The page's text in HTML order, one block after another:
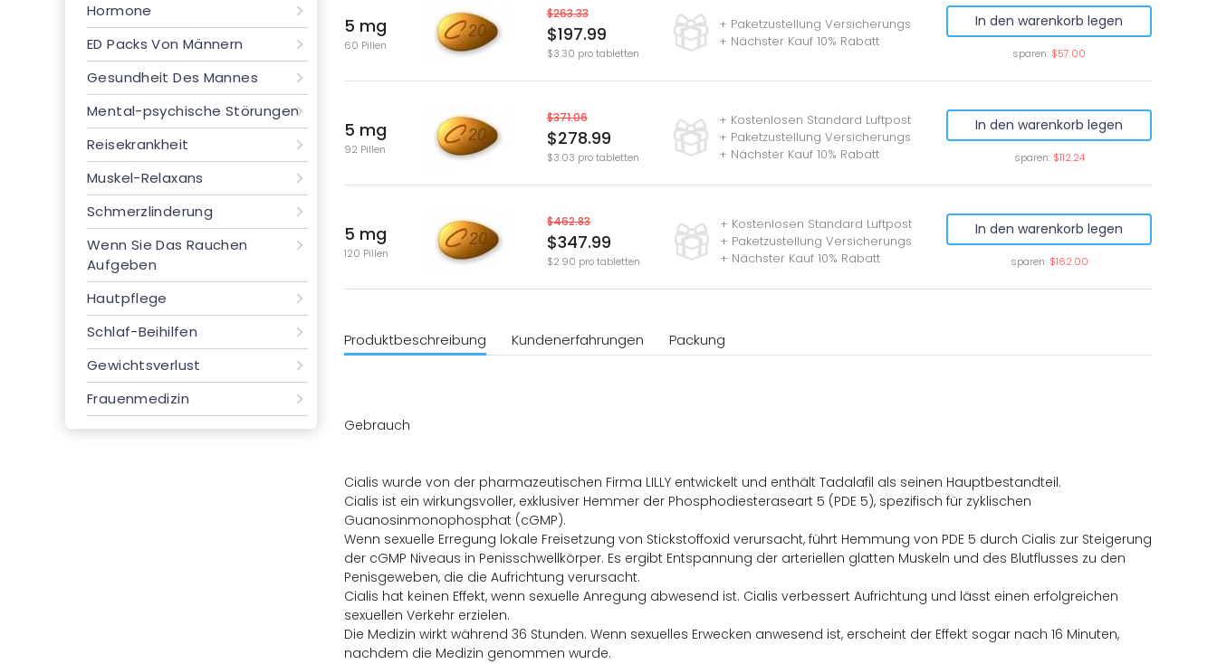
Hormone
ED Packs Von Männern
Gesundheit Des Mannes
Mental-psychische Störungen
Reisekrankheit
Muskel-Relaxans
Schmerzlinderung
Wenn Sie Das Rauchen
Aufgeben
Hautpflege
Schlaf-Beihilfen
Gewichtsverlust
Frauenmedizin
5 mg
60 Pillen
+ Paketzustellung Versicherungs
+ Nächster Kauf 10% Rabatt
$263.33
$197.99
$3.30 pro tabletten
In den warenkorb legen
sparen: $57.00
5 mg
92 Pillen
+ Kostenlosen Standard Luftpost
+ Paketzustellung Versicherungs
+ Nächster Kauf 10% Rabatt
$371.06
$278.99
$3.03 pro tabletten
In den warenkorb legen
sparen: $112.24
5 mg
120 Pillen
+ Kostenlosen Standard Luftpost
+ Paketzustellung Versicherungs
+ Nächster Kauf 10% Rabatt
$462.83
$347.99
$2.90 pro tabletten
In den warenkorb legen
sparen: $162.00
Produktbeschreibung Kundenerfahrungen Packung
Gebrauch
Cialis wurde von der pharmazeutischen Firma LILLY entwickelt und enthält Tadalafil als seinen Hauptbestandteil.
Cialis ist ein wirkungsvoller, exklusiver Hemmer der Phosphodiesteraseart 5 (PDE 5), spezifisch für zyklischen
Guanosinmonophosphat (cGMP).
Wenn sexuelle Erregung lokale Freisetzung von Stickstoffoxid verursacht, führt Hemmung von PDE 5 durch Cialis zur Steigerung
der cGMP Niveaus in Penisschwellkörper. Es ergibt Entspannung der arteriellen glatten Muskeln und des Blutflusses zu den
Penisgeweben, die die Aufrichtung verursacht.
Cialis hat keinen Effekt, wenn sexuelle Anregung abwesend ist. Cialis verbessert Aufrichtung und lässt einen erfolgreichen
sexuellen Verkehr erzielen.
Die Medizin wirkt während 36 Stunden. Wenn sexuelles Erwecken anwesend ist, erscheint der Effekt sogar nach 16 Minuten,
nachdem die Medizin genommen wurde.